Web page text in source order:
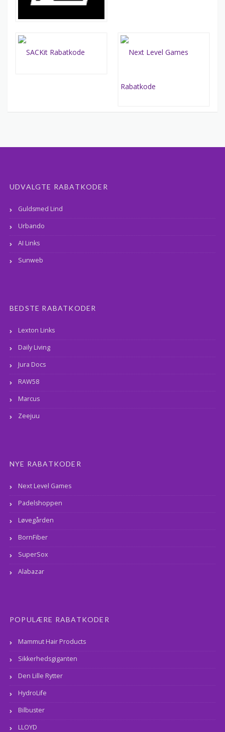
UDVALGTE RABATKODER
Guldsmed Lind
Urbando
AI Links
Sunweb
BEDSTE RABATKODER
Lexton Links
Daily Living
Jura Docs
RAW58
Marcus
Zeejuu
NYE RABATKODER
Next Level Games
Padelshoppen
Løvegården
BornFiber
SuperSox
Alabazar
POPULÆRE RABATKODER
Mammut Hair Products
Sikkerhedsgiganten
Den Lille Rytter
HydroLife
Bilbuster
LLOYD